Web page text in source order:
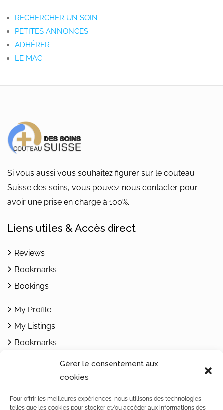
Gérer le consentement aux
cookies
Pour offrir les meilleures expériences, nous utilisons des technologies
telles que les cookies pour stocker et/ou accéder aux informations des
RECHERCHER UN SOIN
PETITES ANNONCES
ADHÉRER
LE MAG
Si vous aussi vous souhaitez figurer sur le couteau
Suisse des soins, vous pouvez nous contacter pour
avoir une prise en charge à 100%.
Liens utiles & Accès direct
Reviews
Bookmarks
Bookings
My Profile
My Listings
Bookmarks